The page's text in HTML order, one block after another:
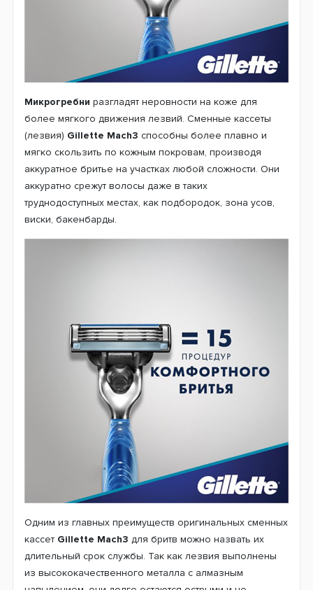
Микрогребни разгладят неровности на коже для
более мягкого движения лезвий. Сменные кассеты
(лезвия) Gillette Mach3 способны более плавно и
мягко скользить по кожным покровам, производя
аккуратное бритье на участках любой сложности. Они
аккуратно срежут волосы даже в таких
труднодоступных местах, как подбородок, зона усов,
виски, бакенбарды.
Одним из главных преимуществ оригинальных сменных
кассет Gillette Mach3 для бритв можно назвать их
длительный срок службы. Так как лезвия выполнены
из высококачественного металла с алмазным